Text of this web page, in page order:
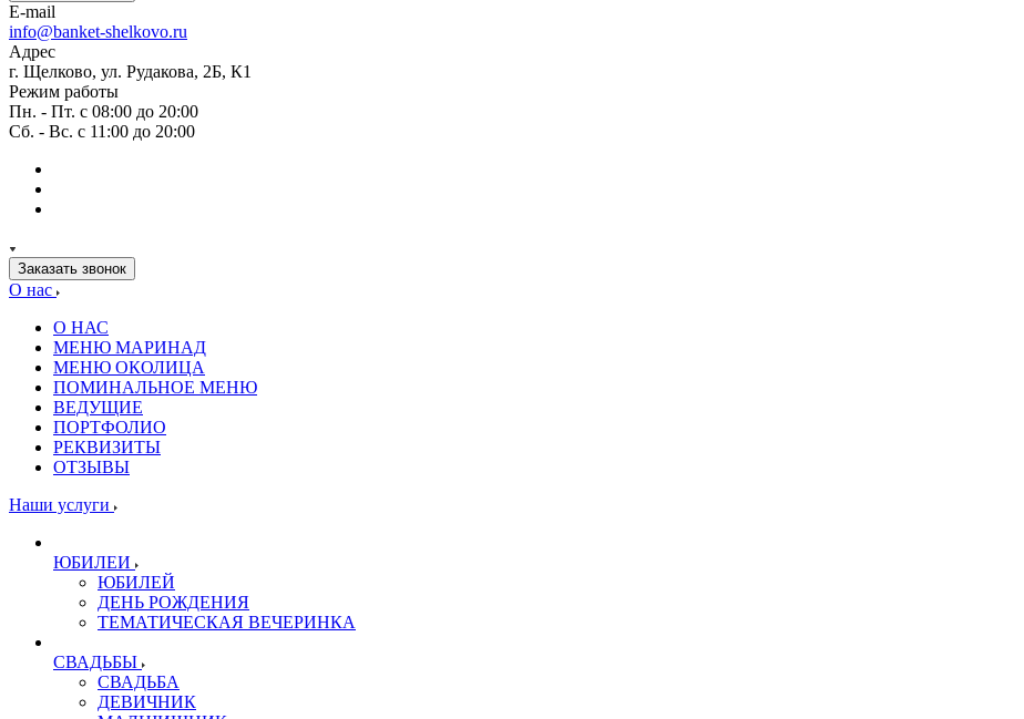
E-mail
info@banket-shelkovo.ru
Адрес
г. Щелково, ул. Рудакова, 2Б, К1
Режим работы
Пн. - Пт. с 08:00 до 20:00
Сб. - Вс. с 11:00 до 20:00
Заказать звонок
О нас
О НАС
МЕНЮ МАРИНАД
МЕНЮ ОКОЛИЦА
ПОМИНАЛЬНОЕ МЕНЮ
ВЕДУЩИЕ
ПОРТФОЛИО
РЕКВИЗИТЫ
ОТЗЫВЫ
Наши услуги
ЮБИЛЕИ
ЮБИЛЕЙ
ДЕНЬ РОЖДЕНИЯ
ТЕМАТИЧЕСКАЯ ВЕЧЕРИНКА
СВАДЬБЫ
СВАДЬБА
ДЕВИЧНИК